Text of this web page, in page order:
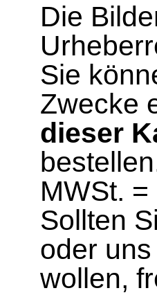
Die
Sie
Zwecke
dieser
MWSt.
Sollten
oder
wollen,